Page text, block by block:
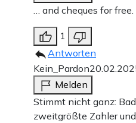
… and cheques for free.
1
Antworten
Kein_Pardon
Melden
Stimmt nicht ganz:
zweitgrößte Zahler